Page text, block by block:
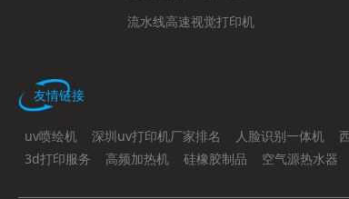
流水线高速视觉打印机
友情链接
uv喷绘机 深圳uv打印机厂家排名 人脸识别一体机
3d打印服务
高频加热机 硅橡胶制品 空气源热水器